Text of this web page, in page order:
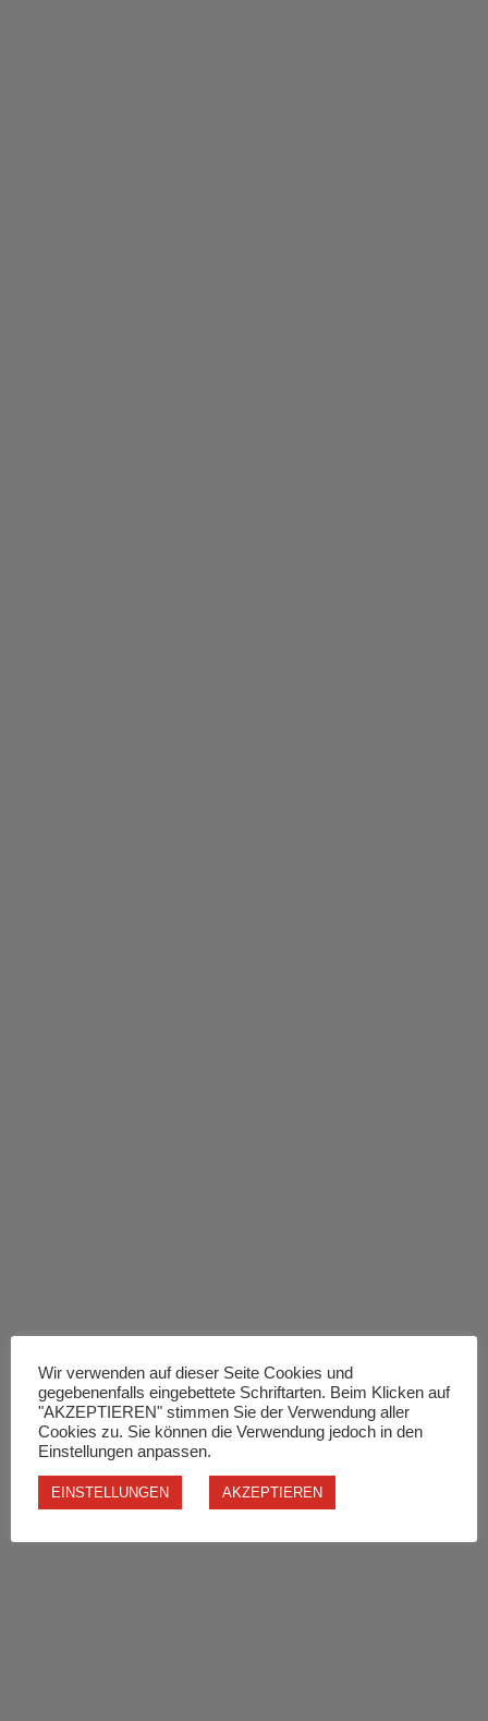
Wir verwenden auf dieser Seite Cookies und
gegebenenfalls eingebettete Schriftarten. Beim Klicken auf
"AKZEPTIEREN" stimmen Sie der Verwendung aller
Cookies zu. Sie können die Verwendung jedoch in den
Einstellungen anpassen.
EINSTELLUNGEN AKZEPTIEREN